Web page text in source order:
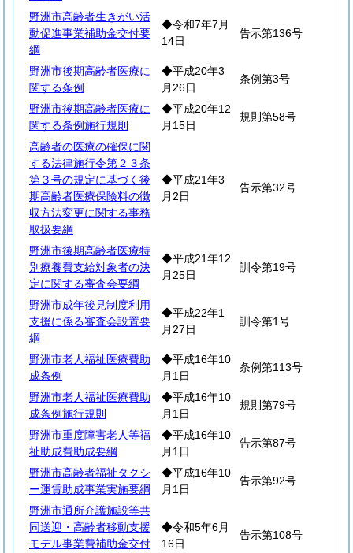
野洲市高齢者生きがい活
動促進事業補助金交付要
綱
◆令和7年7月
14日
告示第136号
野洲市後期高齢者医療に
関する条例
◆平成20年3
月26日
条例第3号
野洲市後期高齢者医療に
関する条例施行規則
◆平成20年12
月15日
規則第58号
高齢者の医療の確保に関
する法律施行令第２３条
第３号の規定に基づく後
期高齢者医療保険料の徴
収方法変更に関する事務
取扱要綱
◆平成21年3
月2日
告示第32号
野洲市後期高齢者医療特
別療養費支給対象者の決
定に関する審査会要綱
◆平成21年12
月25日
訓令第19号
野洲市成年後見制度利用
支援に係る審査会設置要
綱
◆平成22年1
月27日
訓令第1号
野洲市老人福祉医療費助
成条例
◆平成16年10
月1日
条例第113号
野洲市老人福祉医療費助
成条例施行規則
◆平成16年10
月1日
規則第79号
野洲市重度障害老人等福
祉助成費助成要綱
◆平成16年10
月1日
告示第87号
野洲市高齢者福祉タクシ
ー運賃助成事業実施要綱
◆平成16年10
月1日
告示第92号
野洲市通所介護施設等共
同送迎・高齢者移動支援
モデル事業費補助金交付
◆令和5年6月
16日
告示第108号